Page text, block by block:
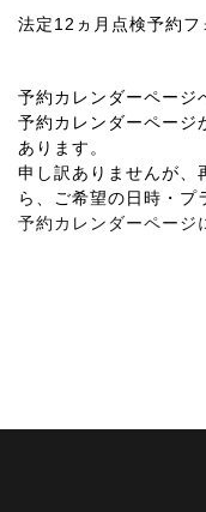
法定12ヵ月点検予約フ
予約カレンダーページ
予約カレンダーページ
あります。
申し訳ありませんが、
ら、ご希望の日時・プ
予約カレンダーページ